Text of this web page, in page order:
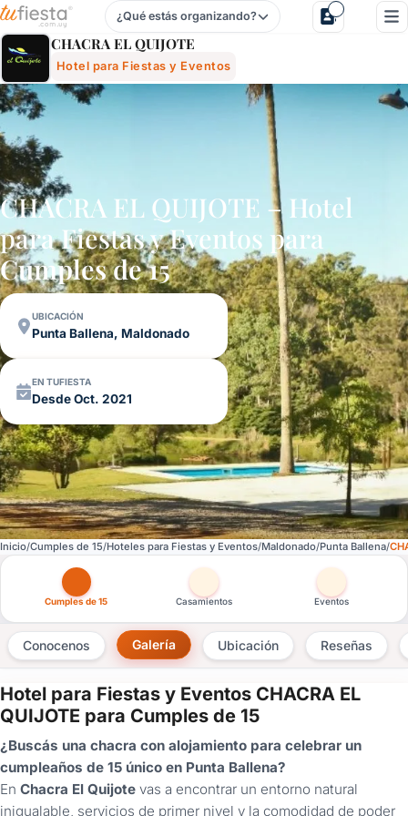
Chacra El Quijote - Hotel Para Fiestas Y Eventos En Punta
¿Qué estás organizando?
CHACRA EL QUIJOTE
Hotel para Fiestas y Eventos
CHACRA EL QUIJOTE – Hotel
para Fiestas y Eventos para
Cumples de 15
UBICACIÓN
Punta Ballena, Maldonado
EN TUFIESTA
Desde Oct. 2021
Inicio Cumples de 15 Hoteles para Fiestas y Eventos Maldonado Punta Ballena
Otras versiones de esta ficha por tipo de festejo
Cumples de 15 Casamientos Eventos
Conocenos Galería Ubicación Reseñas
Hotel para Fiestas y Eventos CHACRA EL
QUIJOTE para Cumples de 15
¿Buscás una chacra con alojamiento para celebrar un
cumpleaños de 15 único en Punta Ballena?
En Chacra El Quijote vas a encontrar un entorno natural
inigualable, servicios de primer nivel y la comodidad de poder
×
Consultar
¿Ya
tenés
cuenta?